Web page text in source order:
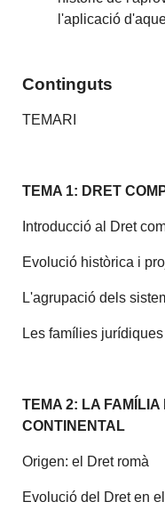
l'aplicació
Continguts
TEMARI
TEMA 1: DRET
Introducció al Dret
Evolució històrica i
L'agrupació dels
Les famílies
TEMA 2: LA FAMÍLIA
CONTINENTAL
Origen: el Dret romà
Evolució del Dret en